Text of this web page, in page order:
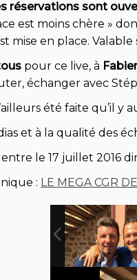
réservations sont
est moins chère »
mise en place.
pour ce live, à
échanger avec
été faite qu’il y
et à la qualité des
entre le 17 juillet 2016
: LE MEGA CGR